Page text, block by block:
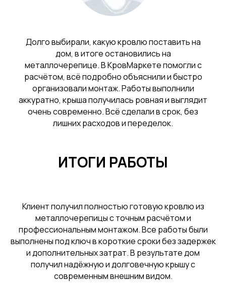
Долго выбирали, какую кровлю поставить на
дом, в итоге остановились на
металлочерепице. В КровМаркете помогли с
расчётом, всё подробно объяснили и быстро
организовали монтаж. Работы выполнили
аккуратно, крыша получилась ровная и выглядит
очень современно. Всё сделали в срок, без
лишних расходов и переделок.
ИТОГИ РАБОТЫ
Клиент получил полностью готовую кровлю из
металлочерепицы с точным расчётом и
профессиональным монтажом. Все работы были
выполнены под ключ в короткие сроки без задержек
и дополнительных затрат. В результате дом
получил надёжную и долговечную крышу с
современным внешним видом.